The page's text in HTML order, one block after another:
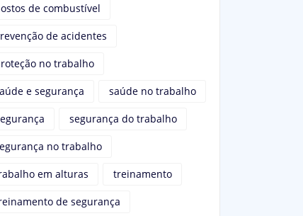
de combustível
de acidentes
no trabalho
e segurança saúde no trabalho
segurança do trabalho
no trabalho
em alturas treinamento
de segurança